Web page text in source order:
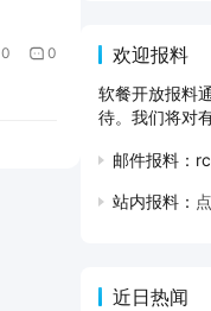
0 0 欢迎报料
软餐开放报料
待。我们将对
邮件报料：
站内报料：
近日热闻